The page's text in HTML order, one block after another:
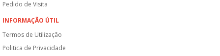
Pedido de Visita
INFORMAÇÃO ÚTIL
Termos de Utilização
Politica de Privacidade